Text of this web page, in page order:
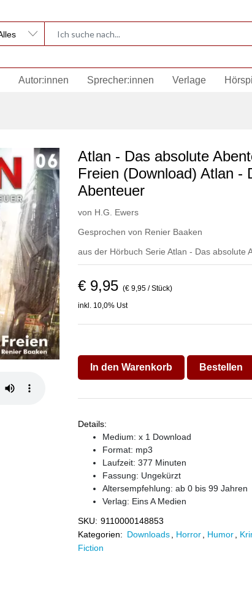
Autor:innen Sprecher:innen Verlage
Atlan - Das absolute
Freien (Download) Atlan -
Abenteuer
von H.G. Ewers
Gesprochen von Renier Baaken
aus der Hörbuch Serie Atlan - Das absolute
€ 9,95 (€ 9,95 / Stück)
inkl. 10,0% Ust
In den Warenkorb Bestellen
Details:
Medium: x 1 Download
Format: mp3
Laufzeit: 377 Minuten
Fassung: Ungekürzt
Altersempfehlung: ab 0 bis 99 Jahren
Verlag: Eins A Medien
SKU: 9110000148853
Kategorien: Downloads Horror Humor
Fiction